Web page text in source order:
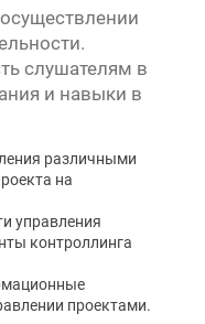
слушателям в
и навыки в
различными
на
управления
контроллинга
проектами.